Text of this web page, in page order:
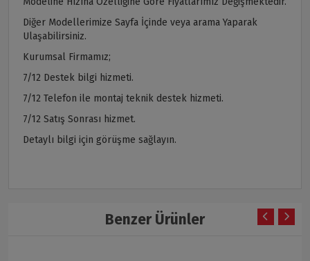
Diğer Modellerimize Sayfa İçinde veya arama Yaparak
Ulaşabilirsiniz.
Kurumsal Firmamız;
7/12 Destek bilgi hizmeti.
7/12 Telefon ile montaj teknik destek hizmeti.
7/12 Satış Sonrası hizmet.
Detaylı bilgi için görüşme sağlayın.
Benzer Ürünler